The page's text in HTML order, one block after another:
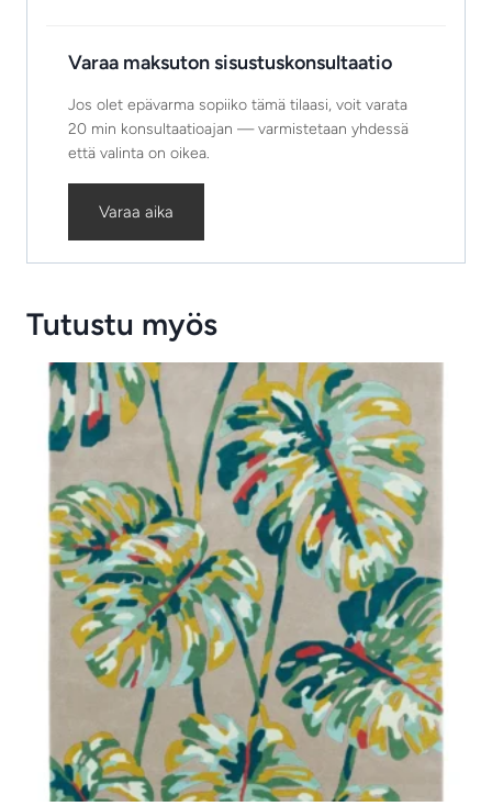
Varaa maksuton sisustuskonsultaatio
Jos olet epävarma sopiiko tämä tilaasi, voit varata
20 min konsultaatioajan — varmistetaan yhdessä
että valinta on oikea.
Varaa aika
Tutustu myös